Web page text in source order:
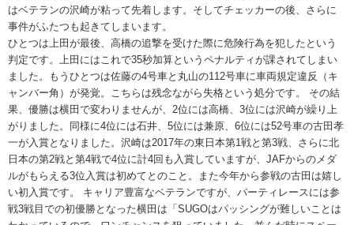
はベテランの沢崎が粘って先着します。そしてチェッカーの後、さらに
事件がふたつも起きてしまいます。
ひとつは上田が最後、高橋の追撃を受けた際に危険行為を犯したという
判定です。上田にはこれで35秒加算というペナルティが課されてしまい
ました。もうひとつは佐藤の4号車と丸山の112号車に車両規定違反（キ
ャンバー角）が発覚。こちらは残念ながら失格という処分です。 その結
果、優勝は横田で変わりませんが、2位には高橋、3位には沢崎が繰り上
がりました。同様に4位には石井、5位には兼原、6位には52号車の古田孝
一が入賞となりました。沢崎は2017年の東日本第1戦と第3戦、さらに北
日本の第2戦と第4戦で4位に計4回も入賞していますが、JAFからのメダ
ルがもらえる3位入賞は初めてとのこと。また今年から参戦の古田は嬉し
い初入賞です。 キャリア豊富なベテランですが、パーティレースには参
戦3戦目での初優勝となった横田は「SUGOはパッシングが難しいことは